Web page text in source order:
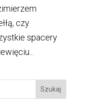
czy
spacery
Szukaj